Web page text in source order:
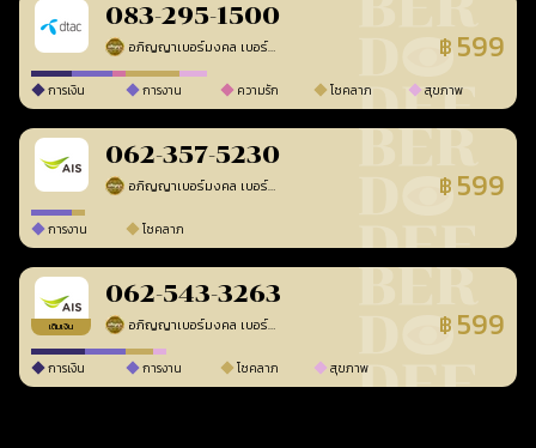
083-295-1500
อภิญญาเบอร์มงคล เบอร์สวยเลขศาสตร์ ฿ 599
การเงิน การงาน ความรัก โชคลาภ สุขภาพ
062-357-5230
อภิญญาเบอร์มงคล เบอร์สวยเลขศาสตร์ ฿ 599
การงาน โชคลาภ
เติมเงิน
062-543-3263
อภิญญาเบอร์มงคล เบอร์สวยเลขศาสตร์ ฿ 599
การเงิน การงาน โชคลาภ สุขภาพ